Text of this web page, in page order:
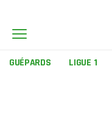
GUÉPARDS LIGUE 1